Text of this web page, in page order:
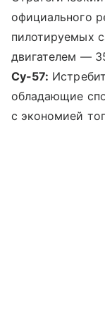
официального
пилотируемых
двигателем —
Су-57:
обладающие
с экономией